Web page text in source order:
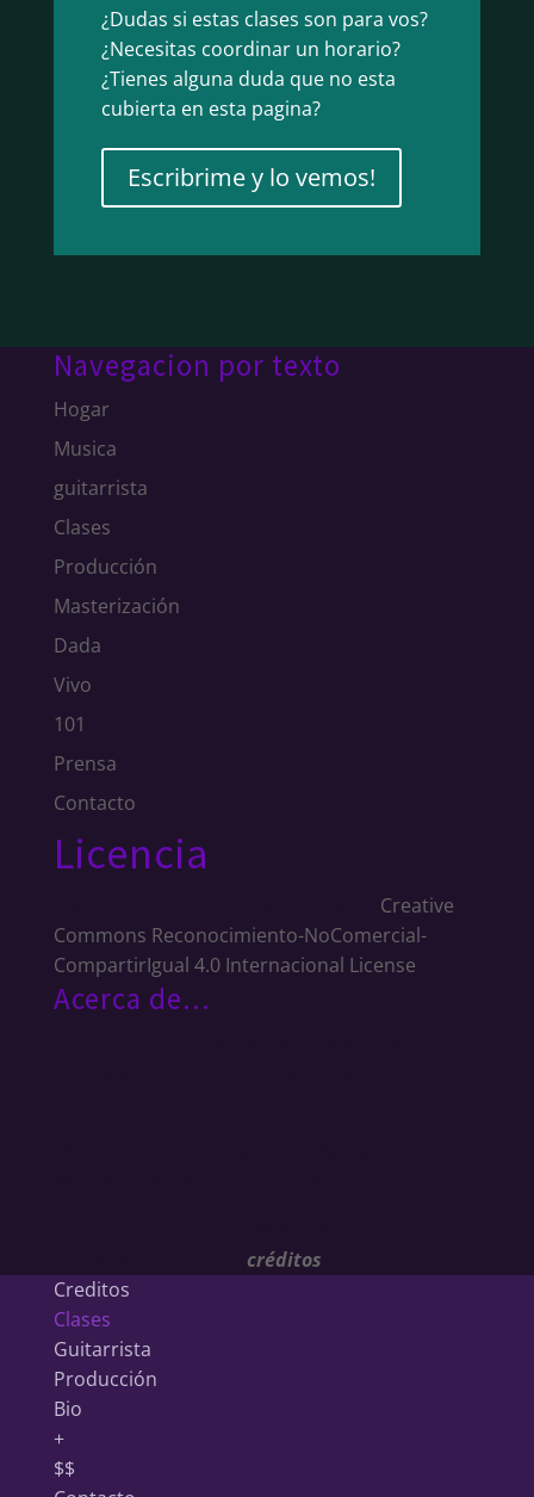
¿Dudas si estas clases son para vos?
¿Necesitas coordinar un horario?
¿Tienes alguna duda que no esta
cubierta en esta pagina?
Escribrime y lo vemos!
Navegacion por texto
Hogar
Musica
guitarrista
Clases
Producción
Masterización
Dada
Vivo
101
Prensa
Contacto
Licencia
Creative
Commons Reconocimiento-NoComercial-
CompartirIgual 4.0 Internacional License
Acerca de…
créditos
Creditos
Clases
Guitarrista
Producción
Bio
+
$$